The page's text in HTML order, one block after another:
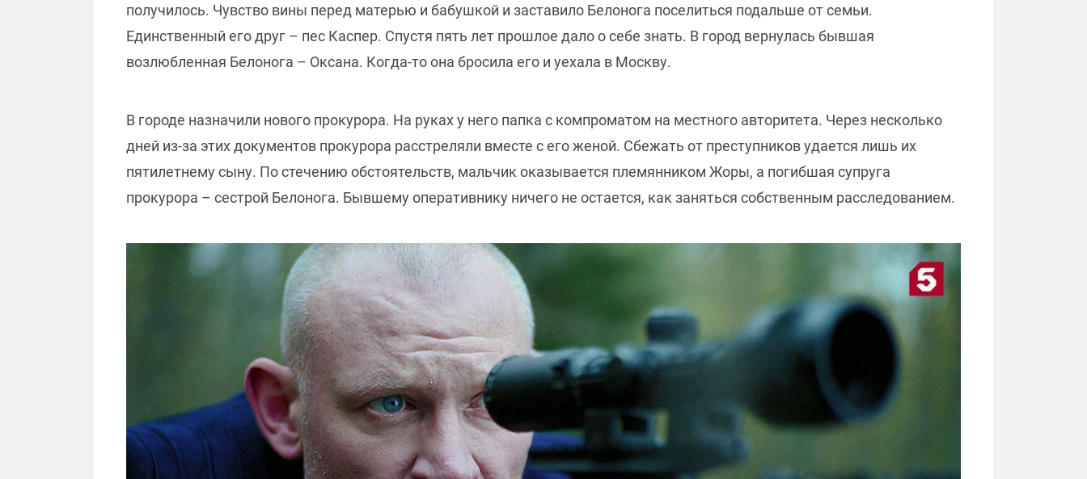
получилось. Чувство вины перед матерью и бабушкой и заставило Белонога поселиться подальше от семьи.
Единственный его друг – пес Каспер. Спустя пять лет прошлое дало о себе знать. В город вернулась бывшая
возлюбленная Белонога – Оксана. Когда-то она бросила его и уехала в Москву.
В городе назначили нового прокурора. На руках у него папка с компроматом на местного авторитета. Через несколько
дней из-за этих документов прокурора расстреляли вместе с его женой. Сбежать от преступников удается лишь их
пятилетнему сыну. По стечению обстоятельств, мальчик оказывается племянником Жоры, а погибшая супруга
прокурора – сестрой Белонога. Бывшему оперативнику ничего не остается, как заняться собственным расследованием.